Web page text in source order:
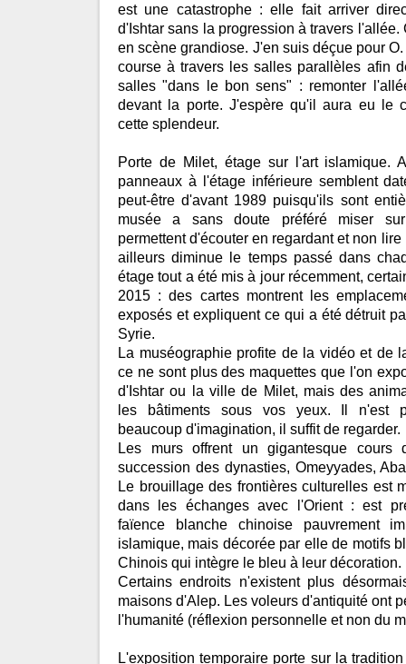
est une catastrophe : elle fait arriver
d'Ishtar sans la progression à travers
en scène grandiose. J'en suis déçue pour
course à travers les salles parallèles afin
salles "dans le bon sens" : remonter
devant la porte. J'espère qu'il aura eu le
cette splendeur.
Porte de Milet, étage sur l'art islamique.
panneaux à l'étage inférieure semblent
peut-être d'avant 1989 puisqu'ils sont
musée a sans doute préféré miser
permettent d'écouter en regardant et non
ailleurs diminue le temps passé dans
étage tout a été mis à jour récemment,
2015 : des cartes montrent les
exposés et expliquent ce qui a été détruit
Syrie.
La muséographie profite de la vidéo et de
ce ne sont plus des maquettes que l'on
d'Ishtar ou la ville de Milet, mais des
les bâtiments sous vos yeux. Il n'est
beaucoup d'imagination, il suffit de regarder.
Les murs offrent un gigantesque cours
succession des dynasties, Omeyyades,
Le brouillage des frontières culturelles est
dans les échanges avec l'Orient : est
faïence blanche chinoise pauvrement
islamique, mais décorée par elle de motifs
Chinois qui intègre le bleu à leur décoration.
Certains endroits n'existent plus
maisons d'Alep. Les voleurs d'antiquité ont
l'humanité (réflexion personnelle et non du
L'exposition temporaire porte sur la